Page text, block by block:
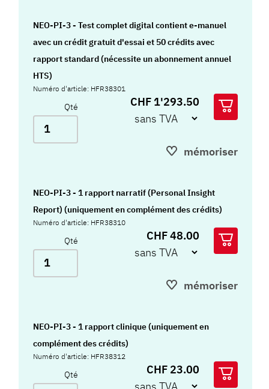
NEO-PI-3 - Test complet digital contient e-manuel
avec un crédit gratuit d'essai et 50 crédits avec
rapport standard (nécessite un abonnement annuel
HTS)
Numéro d'article: HFR38301
Qté CHF 1'293.50
mémoriser
NEO-PI-3 - 1 rapport narratif (Personal Insight
Report) (uniquement en complément des crédits)
Numéro d'article: HFR38310
Qté CHF 48.00
mémoriser
NEO-PI-3 - 1 rapport clinique (uniquement en
complément des crédits)
Numéro d'article: HFR38312
Qté CHF 23.00